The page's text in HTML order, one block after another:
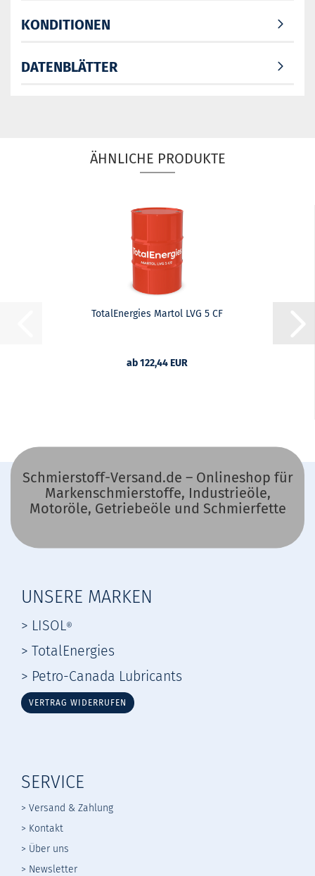
KONDITIONEN
DATENBLÄTTER
ÄHNLICHE PRODUKTE
TotalEnergies Martol LVG 5 CF
ab 122,44 EUR
Schmierstoff-Versand.de – Onlineshop für
Markenschmierstoffe, Industrieöle,
Motoröle, Getriebeöle und Schmierfette
UNSERE MARKEN
> LISOL®
> TotalEnergies
> Petro-Canada Lubricants
VERTRAG WIDERRUFEN
SERVICE
> Versand & Zahlung
> Kontakt
> Über uns
> Newsletter